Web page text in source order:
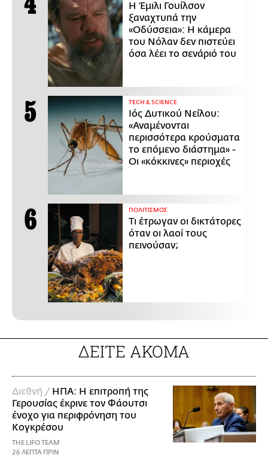
Η Έμιλι Γουίλσον
ξαναχτυπά την
«Οδύσσεια»: Η κάμερα
του Νόλαν δεν πιστεύει
όσα λέει το σενάριό του
ΤECH & SCIENCE
Ιός Δυτικού Νείλου:
«Αναμένονται
περισσότερα κρούσματα
το επόμενο διάστημα» -
Οι «κόκκινες» περιοχές
ΠΟΛΙΤΙΣΜΟΣ
Τι έτρωγαν οι δικτάτορες
όταν οι λαοί τους
πεινούσαν;
ΔΕΙΤΕ ΑΚΟΜΑ
Διεθνή / ΗΠΑ: Η επιτροπή της
Γερουσίας έκρινε τον Φάουτσι
ένοχο για περιφρόνηση του
Κογκρέσου
THE LIFO TEAM
26 ΛΕΠΤΑ ΠΡΙΝ